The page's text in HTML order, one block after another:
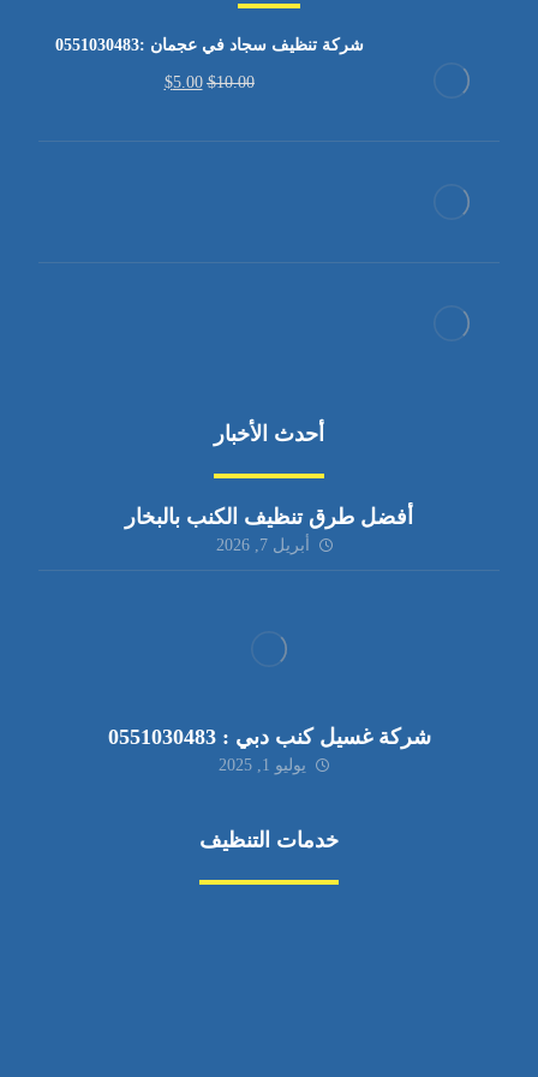
شركة تنظيف سجاد في عجمان :0551030483
$10.00
$5.00
أحدث الأخبار
أفضل طرق تنظيف الكنب بالبخار
أبريل 7, 2026
شركة غسيل كنب دبي : 0551030483
يوليو 1, 2025
خدمات التنظيف